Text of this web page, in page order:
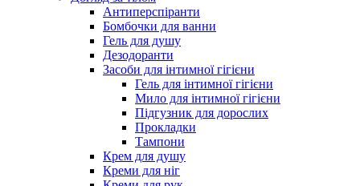
Антиперспіранти
Бомбочки для ванни
Гель для душу
Дезодоранти
Засоби для інтимної гігієни
Гель для інтимної гігієни
Мило для інтимної гігієни
Підгузник для дорослих
Прокладки
Тампони
Крем для душу
Креми для ніг